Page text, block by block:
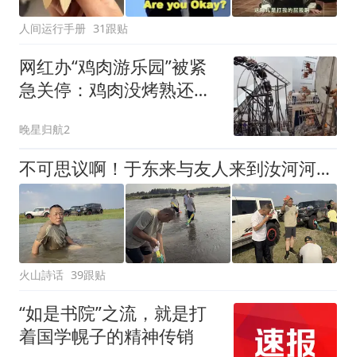
人间运行手册 31跟贴
网红办“鸡肉游乐园”被紧
急关停：鸡肉没烤熟还带
晚星归航2
不可思议啊！于东来与友人来到汝河河滩湿地，一群老男人玩起打水仗、吃西瓜
火山詩话 39跟贴
“如是书院”之流，就是打
着国学幌子的精神传销